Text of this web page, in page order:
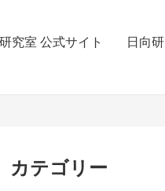
究室 公式サイト 日向
カテゴリー